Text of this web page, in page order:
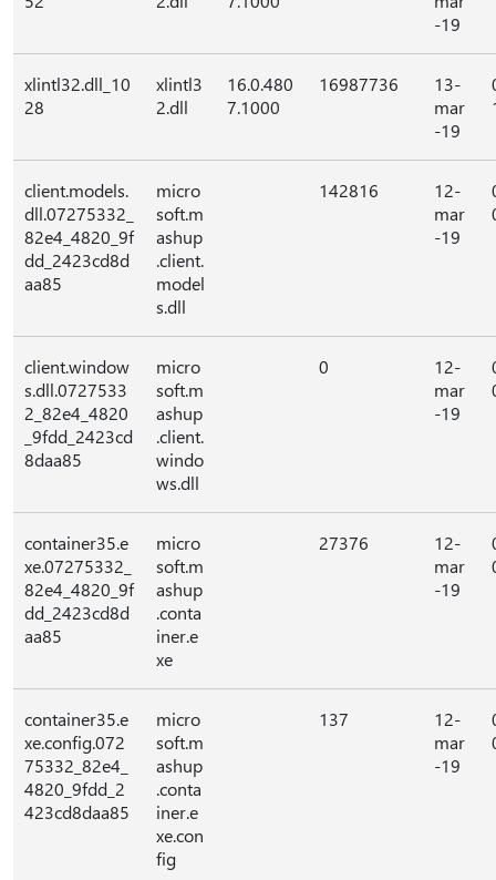
-19
xlintl32.dll_10
28
xlintl3
2.dll
16.0.480
7.1000
16987736
13-
mar
-19
client.models.
dll.07275332_
82e4_4820_9f
dd_2423cd8d
aa85
micro
soft.m
ashup
.client.
model
s.dll
142816
12-
mar
-19
client.window
s.dll.0727533
2_82e4_4820
_9fdd_2423cd
8daa85
micro
soft.m
ashup
.client.
windo
ws.dll
0
12-
mar
-19
container35.e
xe.07275332_
82e4_4820_9f
dd_2423cd8d
aa85
micro
soft.m
ashup
.conta
iner.e
xe
27376
12-
mar
-19
container35.e
xe.config.072
75332_82e4_
4820_9fdd_2
423cd8daa85
micro
soft.m
ashup
.conta
iner.e
xe.con
fig
137
12-
mar
-19